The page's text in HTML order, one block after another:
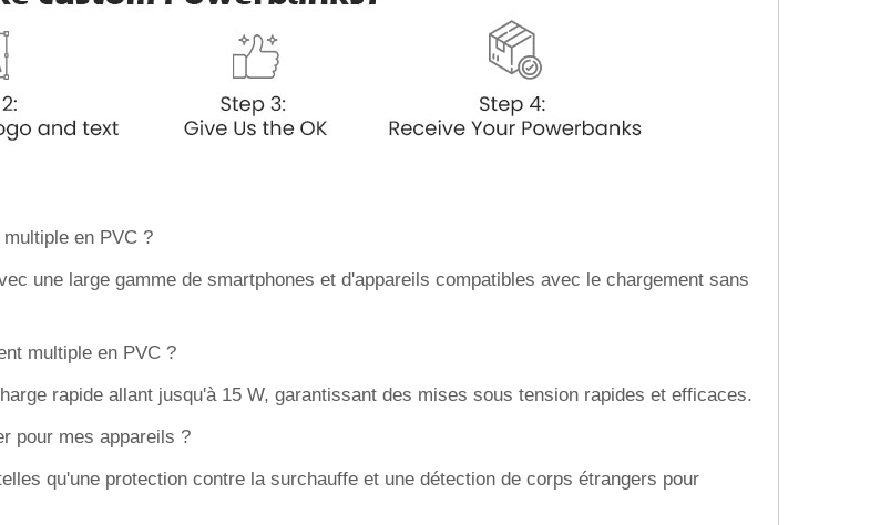
en PVC ?
une large gamme de smartphones et d'appareils compatibles avec le chargement sans
multiple en PVC ?
rapide allant jusqu'à 15 W, garantissant des mises sous tension rapides et efficaces.
pour mes appareils ?
qu'une protection contre la surchauffe et une détection de corps étrangers pour